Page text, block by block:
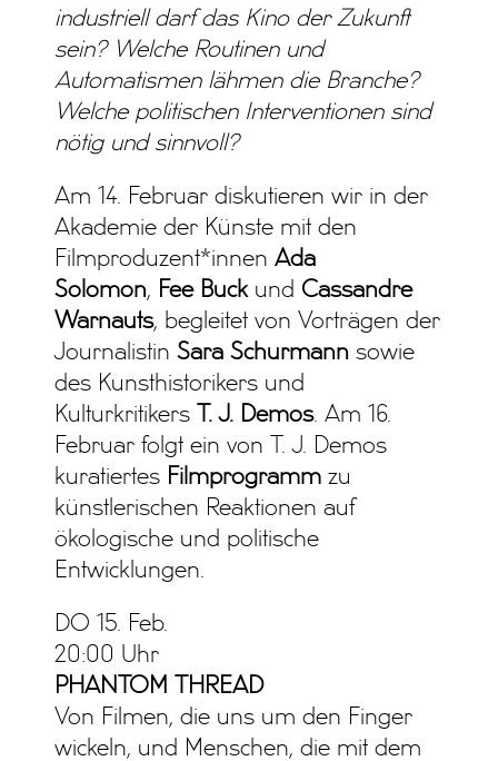
industriell darf das Kino der Zukunft
sein? Welche Routinen und
Automatismen lähmen die Branche?
Welche politischen Interventionen sind
nötig und sinnvoll?
Am 14. Februar diskutieren wir in der
Akademie der Künste mit den
Filmproduzent*innenAda
Solomon, Fee Buckund Cassandre
Warnauts, begleitet von Vorträgen der
JournalistinSara Schurmann sowie
des Kunsthistorikers und
Kulturkritikers
T. J. Demos. Am 16.
Februar folgt ein von T. J. Demos
kuratiertes Filmprogramm zu
künstlerischen Reaktionen auf
ökologische und politische
Entwicklungen.
DO 15. Feb.
20:00 Uhr
PHANTOM THREAD
Von Filmen, die uns um den Finger
wickeln, und Menschen, die mit dem